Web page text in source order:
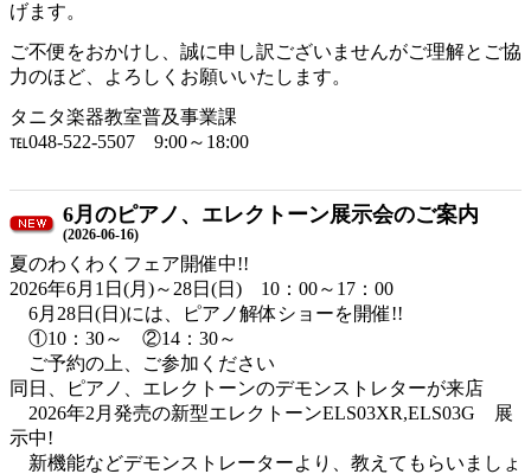
げます。
ご不便をおかけし、誠に申し訳ございませんがご理解とご協
力のほど、よろしくお願いいたします。
タニタ楽器教室普及事業課
℡048-522-5507 9:00～18:00
6月のピアノ、エレクトーン展示会のご案内
(2026-06-16)
夏のわくわくフェア開催中!!
2026年6月1日(月)～28日(日) 10：00～17：00
6月28日(日)には、ピアノ解体ショーを開催!!
①10：30～ ②14：30～
ご予約の上、ご参加ください
同日、ピアノ、エレクトーンのデモンストレターが来店
2026年2月発売の新型エレクトーンELS03XR,ELS03G 展
示中!
新機能などデモンストレーターより、教えてもらいましょ